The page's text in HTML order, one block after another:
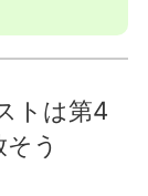
トは第4
う